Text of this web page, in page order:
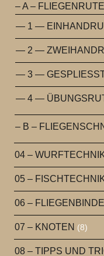
– A –
— 1 —
— 2 —
— 3 —
— 4 —
– B –
04 –
05 –
06 –
07 – KNOTEN (8)
08 – TIPPS UND